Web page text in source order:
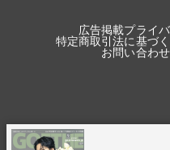
広告掲載プライ
特定商取引法に基づ
お問い合わ
※本サイトで掲載している商品の価